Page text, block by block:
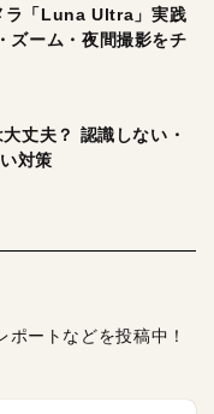
ラ「Luna Ultra」実践
ズーム・夜間撮影をチ
丈夫？ 認識しない・
対策
ートなどを投稿中！